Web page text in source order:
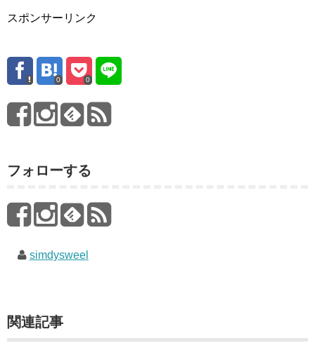
スポンサーリンク
0 0
フォローする
simdysweel
関連記事